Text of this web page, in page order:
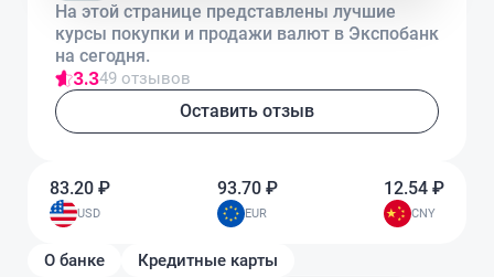
На этой странице представлены лучшие
курсы покупки и продажи валют в Экспобанк
на сегодня.
3.349 отзывов
Оставить отзыв
83.20 ₽
USD
93.70 ₽
EUR
12.54 ₽
CNY
О банке
Кредитные карты